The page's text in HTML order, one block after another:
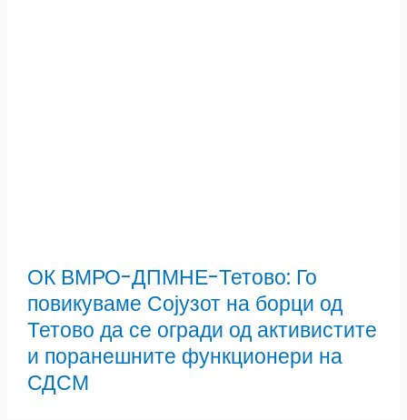
ОК ВМРО-ДПМНЕ-Тетово: Го
повикуваме Сојузот на борци од
Тетово да се огради од активистите
и поранешните функционери на
СДСМ